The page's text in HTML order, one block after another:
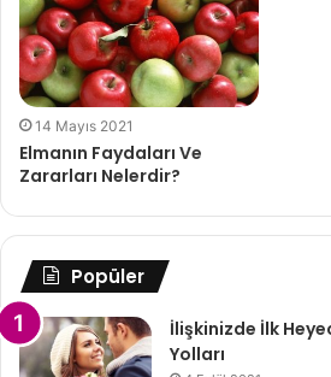
14 Mayıs 2021
Elmanın Faydaları Ve
Zararları Nelerdir?
Popüler
İlişkinizde İlk
Yolları